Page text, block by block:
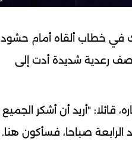
في خطاب ألقاه أمام حشود
بعد تأخير فرضته عواصف رعدية شديدة أدت إلى
قائلا: "أريد أن أشكر الجميع
صباحا، فسأكون هنا.